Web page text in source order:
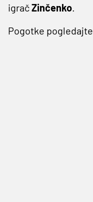
igračZinčenko.
Pogotke pogledajte